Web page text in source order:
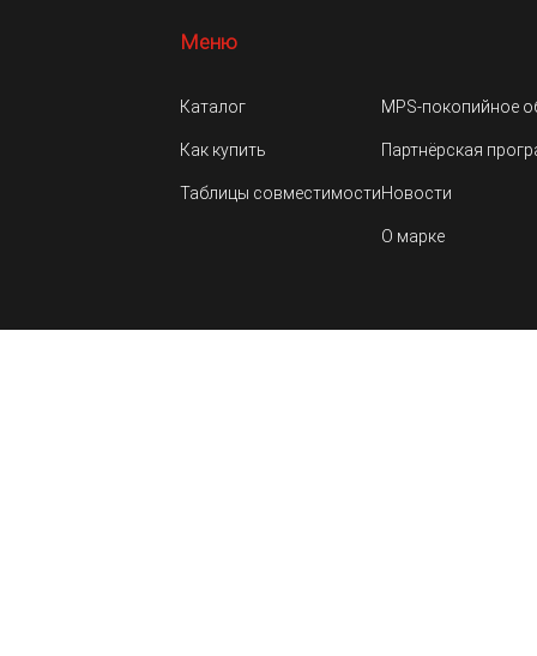
Меню
Каталог
Как купить
Таблицы совместимости
MPS-покопийное
Партнёрская
Новости
О марке